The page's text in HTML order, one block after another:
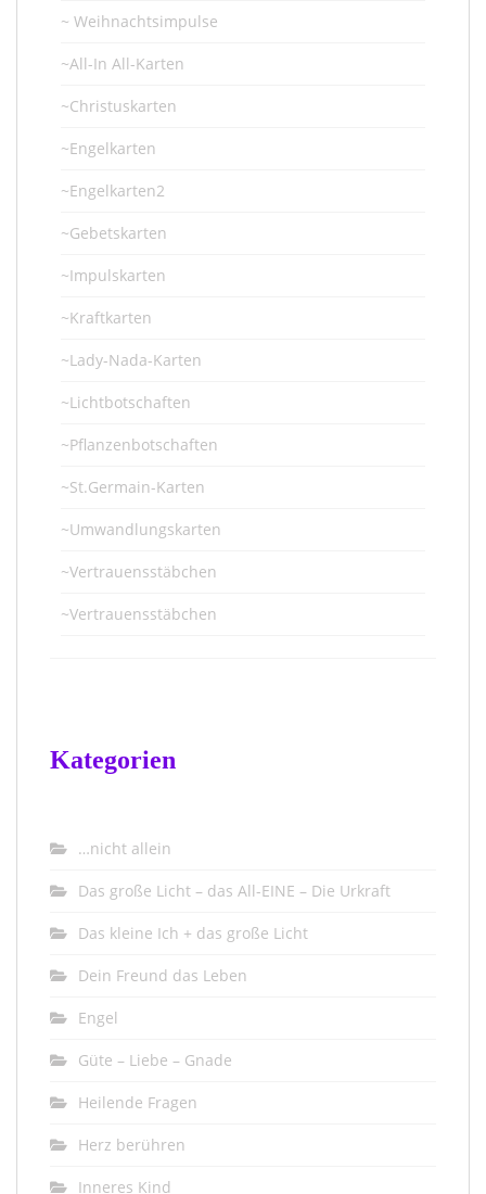
~ Weihnachtsimpulse
~All-In All-Karten
~Christuskarten
~Engelkarten
~Engelkarten2
~Gebetskarten
~Impulskarten
~Kraftkarten
~Lady-Nada-Karten
~Lichtbotschaften
~Pflanzenbotschaften
~St.Germain-Karten
~Umwandlungskarten
~Vertrauensstäbchen
~Vertrauensstäbchen
Kategorien
…nicht allein
Das große Licht – das All-EINE – Die Urkraft
Das kleine Ich + das große Licht
Dein Freund das Leben
Engel
Güte – Liebe – Gnade
Heilende Fragen
Herz berühren
Inneres Kind